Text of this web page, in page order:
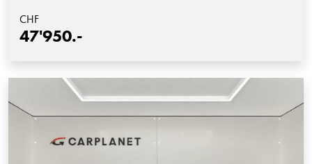
CHF
47'950.-